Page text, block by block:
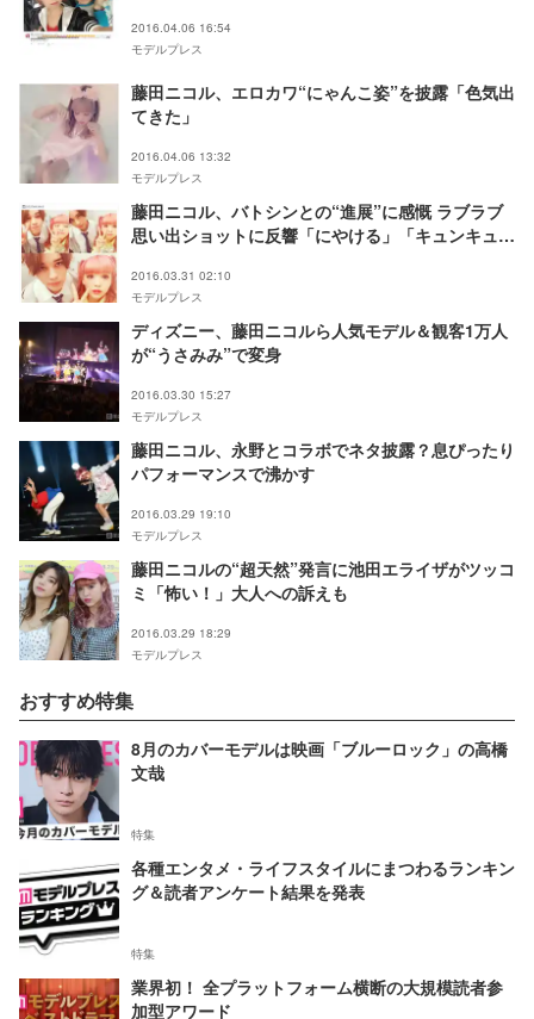
2016.04.06 16:54
モデルプレス
藤田ニコル、エロカワ“にゃんこ姿”を披露「色気出
てきた」
2016.04.06 13:32
モデルプレス
藤田ニコル、バトシンとの“進展”に感慨 ラブラブ
思い出ショットに反響「にやける」「キュンキュ
2016.03.31 02:10
モデルプレス
ディズニー、藤田ニコルら人気モデル＆観客1万人
が“うさみみ”で変身
2016.03.30 15:27
モデルプレス
藤田ニコル、永野とコラボでネタ披露？息ぴったり
パフォーマンスで沸かす
2016.03.29 19:10
モデルプレス
藤田ニコルの“超天然”発言に池田エライザがツッコ
ミ「怖い！」大人への訴えも
2016.03.29 18:29
モデルプレス
おすすめ特集
8月のカバーモデルは映画「ブルーロック」の高橋
文哉
特集
各種エンタメ・ライフスタイルにまつわるランキン
グ＆読者アンケート結果を発表
特集
業界初！ 全プラットフォーム横断の大規模読者参
加型アワード